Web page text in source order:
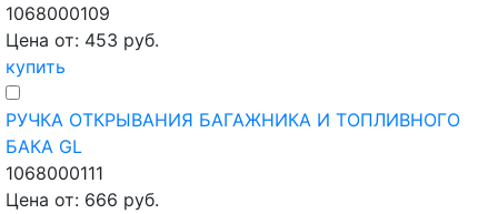
1068000109
Цена от: 453 руб.
купить
РУЧКА ОТКРЫВАНИЯ БАГАЖНИКА И ТОПЛИВНОГО
БАКА GL
1068000111
Цена от: 666 руб.